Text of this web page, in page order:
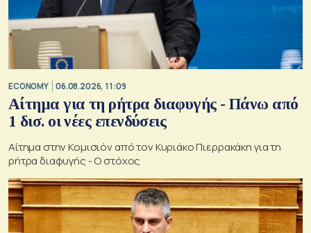
ECONOMY 06.08.2026, 11:09
Αίτημα για τη ρήτρα διαφυγής - Πάνω από
1 δισ. οι νέες επενδύσεις
Αίτημα στην Κομισιόν από τον Κυριάκο Πιερρακάκη για τη
ρήτρα διαφυγής - Ο στόχος